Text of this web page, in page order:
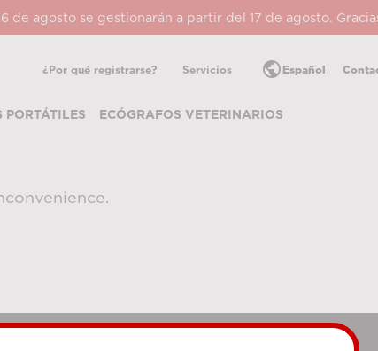
de agosto se gestionarán a partir del 17 de agosto.
¿Por qué registrarse? Servicios public Español
PORTÁTILES ECÓGRAFOS VETERINARIOS